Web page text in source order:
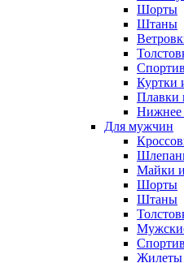
Шорты
Штаны
Куртки
Плавки
Нижнее
Для мужчин
Майки
Шорты
Штаны
Жилеты